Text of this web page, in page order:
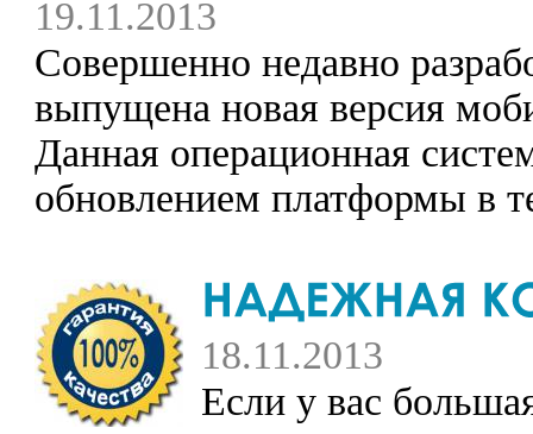
19.11.2013
Совершенно недавно
выпущена новая версия
Данная операционная
обновлением платформы в
18.11.2013
Если у вас